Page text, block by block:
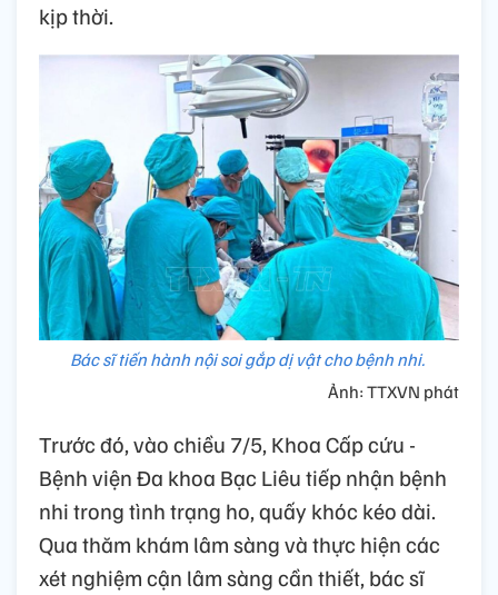
kịp thời.
Bác sĩ tiến hành nội soi gắp dị vật cho bệnh nhi.
Ảnh: TTXVN phát
Trước đó, vào chiều 7/5, Khoa Cấp cứu -
Bệnh viện Đa khoa Bạc Liêu tiếp nhận bệnh
nhi trong tình trạng ho, quấy khóc kéo dài.
Qua thăm khám lâm sàng và thực hiện các
xét nghiệm cận lâm sàng cần thiết, bác sĩ